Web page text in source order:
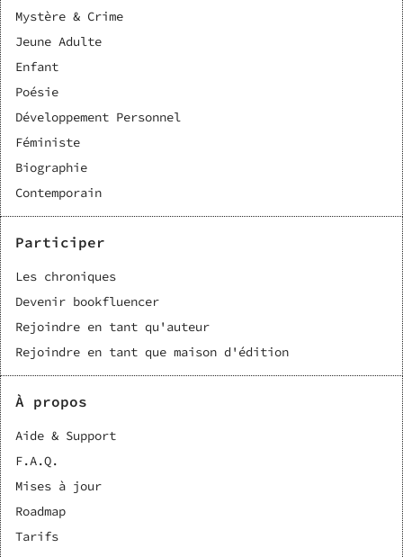
Mystère & Crime
Jeune Adulte
Enfant
Poésie
Développement Personnel
Féministe
Biographie
Contemporain
Participer
Les chroniques
Devenir bookfluencer
Rejoindre en tant qu'auteur
Rejoindre en tant que maison d'édition
À propos
Aide & Support
F.A.Q.
Mises à jour
Roadmap
Tarifs